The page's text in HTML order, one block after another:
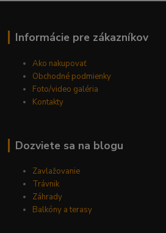
Informácie pre zákazníkov
Ako nakupovať
Obchodné podmienky
Foto/video galéria
Kontakty
Dozviete sa na blogu
Zavlažovanie
Trávnik
Záhrady
Balkóny a terasy